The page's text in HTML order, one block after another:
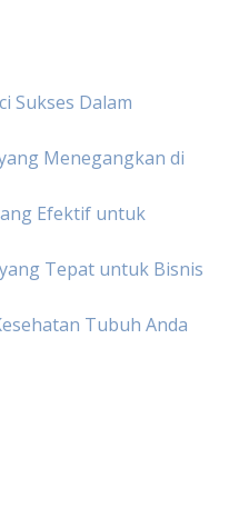
Sukses Dalam
Menegangkan di
Efektif untuk
Tepat untuk Bisnis
Tubuh Anda